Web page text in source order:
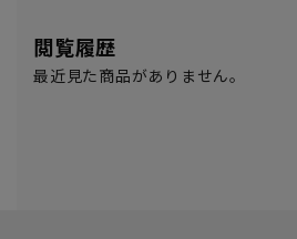
閲覧履歴
最近見た商品がありません。